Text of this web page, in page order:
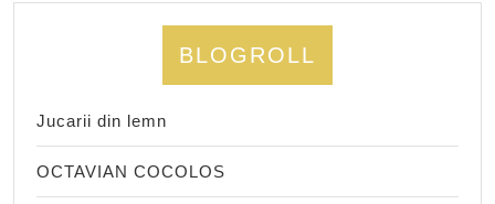
BLOGROLL
Jucarii din lemn
OCTAVIAN COCOLOS